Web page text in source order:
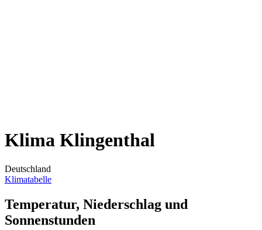
Klima Klingenthal
Deutschland
Klimatabelle
Temperatur, Niederschlag und
Sonnenstunden